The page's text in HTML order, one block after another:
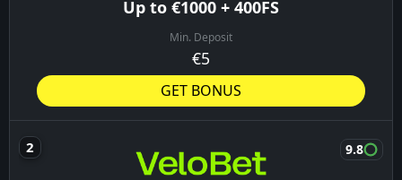
Up to €1000 + 400FS
Min. Deposit
€5
GET BONUS
9.8